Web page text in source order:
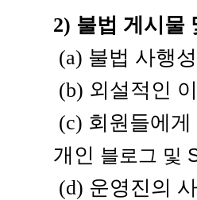
2) 불법 게시물
(a) 불법 사행성
(b) 외설적인
(c) 회원들에게
개인 블로그 및
(d) 운영진의